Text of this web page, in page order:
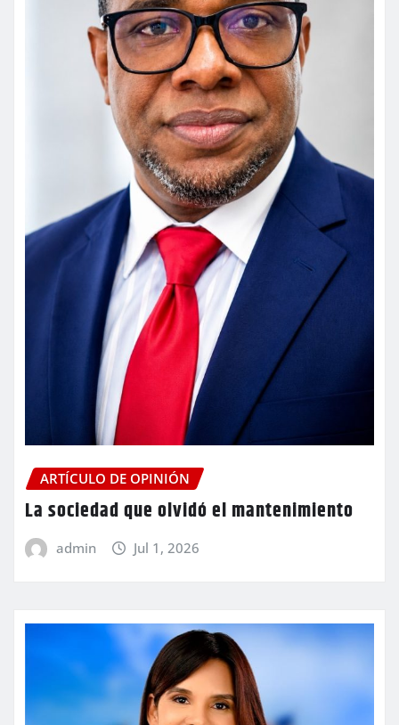
ARTÍCULO DE OPINIÓN
La sociedad que olvidó el mantenimiento
admin Jul 1, 2026